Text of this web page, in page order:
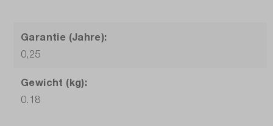
Garantie (Jahre):
0,25
Gewicht (kg):
0.18